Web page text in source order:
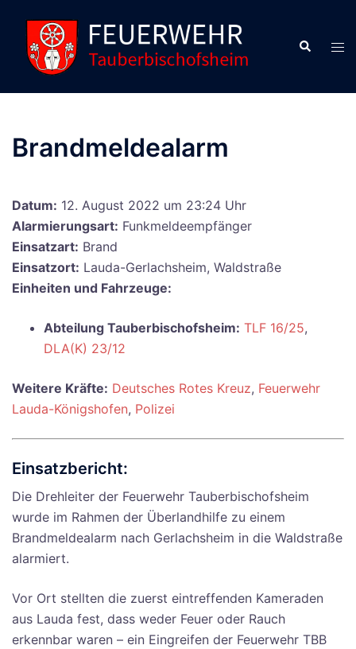
Inhalt
springen
Suche
Brandmeldealarm
Datum: 12. August 2022 um 23:24 Uhr
Alarmierungsart: Funkmeldeempfänger
Einsatzart: Brand
Einsatzort: Lauda-Gerlachsheim, Waldstraße
Einheiten und Fahrzeuge:
Abteilung Tauberbischofsheim: TLF 16/25,
DLA(K) 23/12
Weitere Kräfte: Deutsches Rotes Kreuz, Feuerwehr
Lauda-Königshofen, Polizei
Einsatzbericht:
Die Drehleiter der Feuerwehr Tauberbischofsheim
wurde im Rahmen der Überlandhilfe zu einem
Brandmeldealarm nach Gerlachsheim in die Waldstraße
alarmiert.
Vor Ort stellten die zuerst eintreffenden Kameraden
aus Lauda fest, dass weder Feuer oder Rauch
erkennbar waren – ein Eingreifen der Feuerwehr TBB